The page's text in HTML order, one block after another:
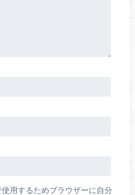
用するためブラウザーに自分